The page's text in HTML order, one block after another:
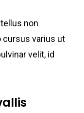
non
cursus varius ut
velit, id